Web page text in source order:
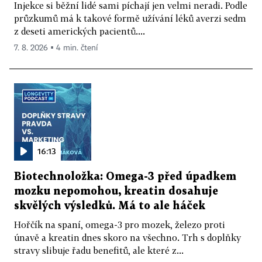
Injekce si běžní lidé sami píchají jen velmi neradi. Podle
průzkumů má k takové formě užívání léků averzi sedm
z deseti amerických pacientů....
7. 8. 2026 ▪ 4 min. čtení
16:13
Biotechnoložka: Omega-3 před úpadkem
mozku nepomohou, kreatin dosahuje
skvělých výsledků. Má to ale háček
Hořčík na spaní, omega-3 pro mozek, železo proti
únavě a kreatin dnes skoro na všechno. Trh s doplňky
stravy slibuje řadu benefitů, ale které z...